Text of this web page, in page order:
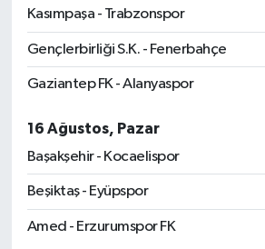
Kasımpaşa - Trabzonspor
Gençlerbirliği S.K. - Fenerbahçe
Gaziantep FK - Alanyaspor
16 Ağustos, Pazar
Başakşehir - Kocaelispor
Beşiktaş - Eyüpspor
Amed - Erzurumspor FK